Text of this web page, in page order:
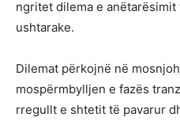
ngritet dilema e
ushtarake.
Dilemat përkojnë në
mospërmbylljen e fazës
rregullt e shtetit të pavarur